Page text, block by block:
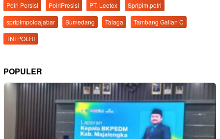
Polri Persisi
PolriPresisi PT. Leetex
Spripim.polri
spripimpoldajabar
Sumedang Talaga
Tambang Galian C
TNI POLRI
POPULER